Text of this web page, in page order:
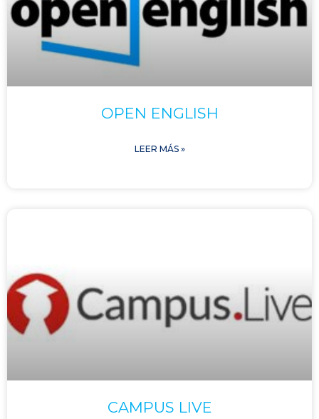
OPEN ENGLISH
LEER MÁS »
CAMPUS LIVE